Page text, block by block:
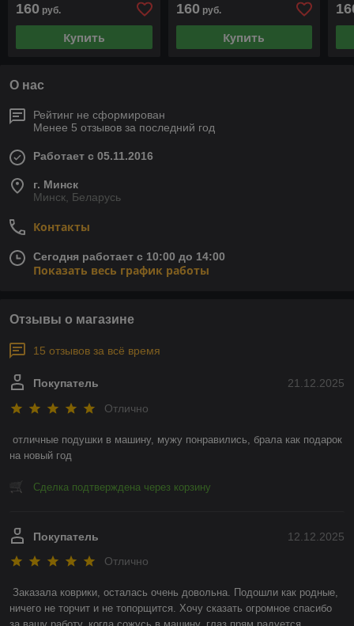
160 руб.
Купить
универсал "С бортиками"
160руб.
Купить
О нас
Рейтинг не сформирован
Менее 5 отзывов за последний год
Работает с 05.11.2016
г. Минск
Минск, Беларусь
Контакты
Сегодня работает с 10:00 до 14:00
Показать весь график работы
Отзывы о магазине
15 отзывов за всё время
21.12.2025
Покупатель
Отлично
отличные подушки в машину, мужу понравились, брала как подарок
на новый год
Сделка подтверждена через корзину
12.12.2025
Покупатель
Отлично
Заказала коврики, осталась очень довольна. Подошли как родные,
ничего не торчит и не топорщится. Хочу сказать огромное спасибо